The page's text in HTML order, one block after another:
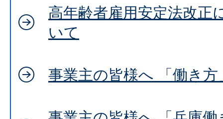
高年齢者雇用安定法改正
いて
事業主の皆様へ 「働き